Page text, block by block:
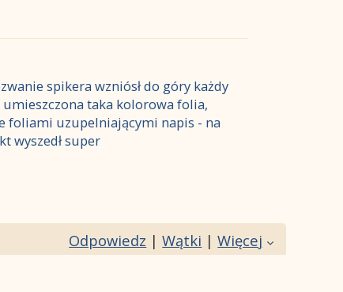
spikera wzniósł do góry każdy
taka kolorowa folia,
foliami uzupelniającymi napis - na
wyszedł super
Odpowiedz |Wątki |Więcej